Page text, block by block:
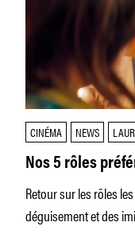
CINÉMA NEWS
Nos 5 rôles
Retour sur les rôles
déguisement et des